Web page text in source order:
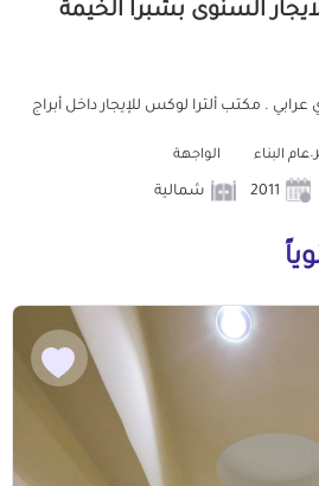
220م للايجار السنوى بشبرا الخيمة
عرابي . مكتب ألترا لوكس للإيجار داخل أبراج
عام البناء الواجهة
شمالية